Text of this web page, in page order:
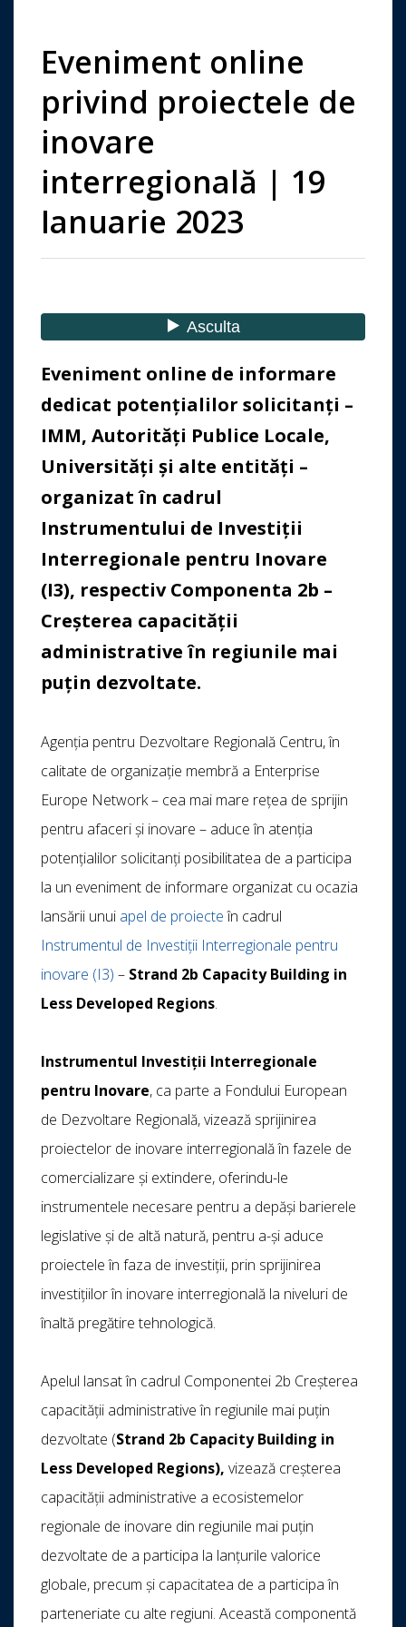
Eveniment online
privind proiectele de
inovare
interregională | 19
Ianuarie 2023
Eveniment online de informare
dedicat potențialilor solicitanți –
IMM, Autorități Publice Locale,
Universități și alte entități –
organizat în cadrul
Instrumentului de Investiții
Interregionale pentru Inovare
(I3), respectiv Componenta 2b –
Creșterea capacității
administrative în regiunile mai
puțin dezvoltate.
Agenția pentru Dezvoltare Regională Centru, în
calitate de organizație membră a Enterprise
Europe Network – cea mai mare rețea de sprijin
pentru afaceri și inovare – aduce în atenția
potențialilor solicitanți posibilitatea de a participa
la un eveniment de informare organizat cu ocazia
lansării unui apel de proiecteîn cadrul
Instrumentul de Investiții Interregionale pentru
inovare (I3) – Strand 2b Capacity Building in
Less Developed Regions.
Instrumentul Investiții Interregionale
pentru Inovare, ca parte a Fondului European
de Dezvoltare Regională, vizează sprijinirea
proiectelor de inovare interregională în fazele de
comercializare și extindere, oferindu-le
instrumentele necesare pentru a depăși barierele
legislative și de altă natură, pentru a-și aduce
proiectele în faza de investiții, prin sprijinirea
investițiilor în inovare interregională la niveluri de
înaltă pregătire tehnologică.
Apelul lansat în cadrul Componentei 2b Creșterea
capacității administrative în regiunile mai puțin
dezvoltate (Strand 2b Capacity Building in
Less Developed Regions), vizează creșterea
capacității administrative a ecosistemelor
regionale de inovare din regiunile mai puțin
dezvoltate de a participa la lanțurile valorice
globale, precum și capacitatea de a participa în
parteneriate cu alte regiuni. Această componentă